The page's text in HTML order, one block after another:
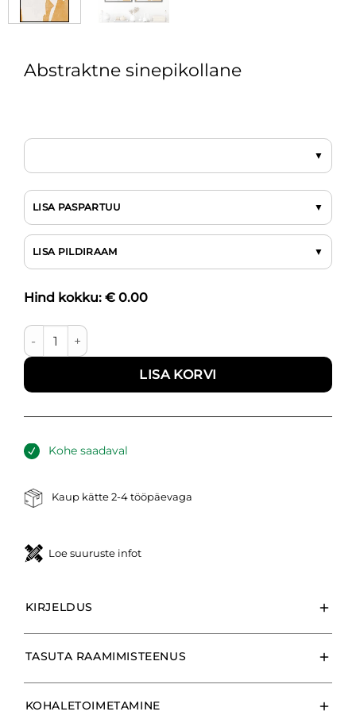
Abstraktne sinepikollane
LISA PASPARTUU
LISA PILDIRAAM
Hind kokku: € 0.00
Abstraktne sinepikollane kogus
LISA KORVI
Kohe saadaval
Kaup kätte 2-4 tööpäevaga
Loe suuruste infot
KIRJELDUS
TASUTA RAAMIMISTEENUS
KOHALETOIMETAMINE